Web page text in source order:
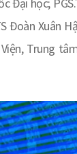
Đoàn Xuân
Trung